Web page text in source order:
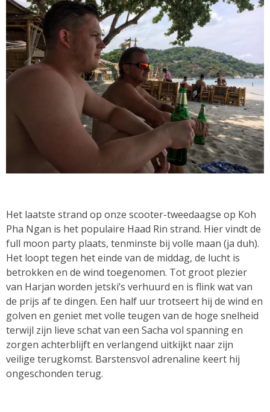
Het laatste strand op onze scooter-tweedaagse op Koh
Pha Ngan is het populaire Haad Rin strand. Hier vindt de
full moon party plaats, tenminste bij volle maan (ja duh).
Het loopt tegen het einde van de middag, de lucht is
betrokken en de wind toegenomen. Tot groot plezier
van Harjan worden jetski’s verhuurd en is flink wat van
de prijs af te dingen. Een half uur trotseert hij de wind en
golven en geniet met volle teugen van de hoge snelheid
terwijl zijn lieve schat van een Sacha vol spanning en
zorgen achterblijft en verlangend uitkijkt naar zijn
veilige terugkomst. Barstensvol adrenaline keert hij
ongeschonden terug.